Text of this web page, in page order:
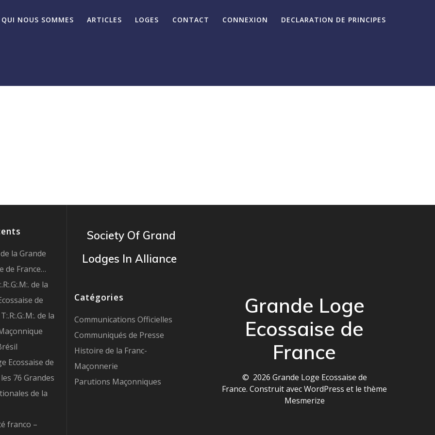
QUI NOUS SOMMES ARTICLES LOGES CONTACT CONNEXION DECLARATION DE PRINCIPES
la Grande
de France…
de la
de
de la
Ecossaise de
76 Grandes
de la
franco –
Society Of Grand
Lodges In Alliance
Catégories
Communications Officielles
Communiqués de Presse
Histoire de la Franc-
Maçonnerie
Parutions Maçonniques
Grande Loge
Ecossaise de
France
© 2026 Grande Loge Ecossaise de
France. Construit avec WordPress et lethème
Mesmerize